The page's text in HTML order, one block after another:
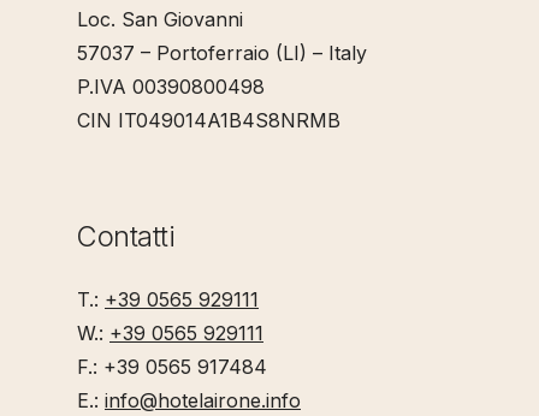
Loc. San Giovanni
57037 – Portoferraio (LI) – Italy
P.IVA 00390800498
CIN IT049014A1B4S8NRMB
Contatti
T.: +39 0565 929111
W.: +39 0565 929111
F.: +39 0565 917484
E.: info@hotelairone.info